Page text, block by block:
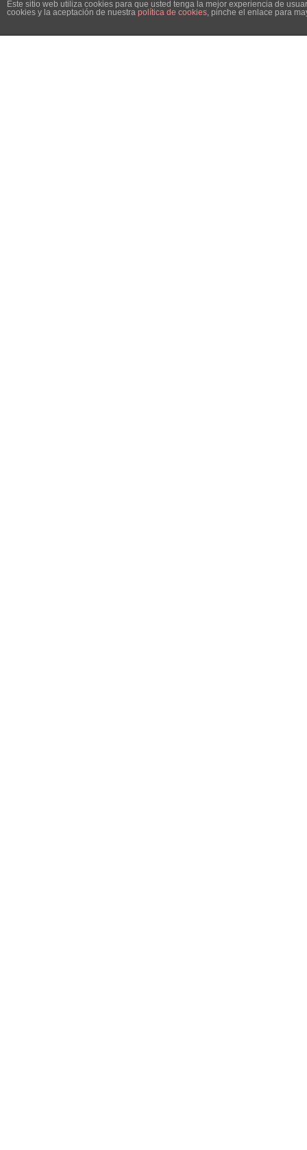
Este sitio web utiliza cookies para que usted tenga la mejor experiencia de
cookies y la aceptación de nuestra política de cookies, pinche el enlace para